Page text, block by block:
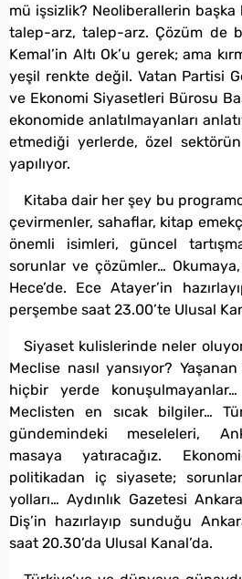
mü işsizlik? Neoliberallerin
talep-arz, talep-arz. Çözüm de
Kemal’in Altı Ok’u gerek; ama
yeşil renkte değil. Vatan Partisi
ve Ekonomi Siyasetleri Bürosu
ekonomide anlatılmayanları
etmediği yerlerde, özel
yapılıyor.
Kitaba dair her şey bu
çevirmenler, sahaflar, kitap
önemli isimleri, güncel
sorunlar ve çözümler…
Hece’de. Ece Atayer’in
perşembe saat 23.00’te Ulusal
Siyaset kulislerinde neler
Meclise nasıl yansıyor?
hiçbir yerde konuşulmayanlar…
Meclisten en sıcak bilgiler…
gündemindeki meseleleri,
masaya yatıracağız.
politikadan iç siyasete;
yolları… Aydınlık Gazetesi
Diş’in hazırlayıp sunduğu
saat 20.30’da Ulusal Kanal’da.